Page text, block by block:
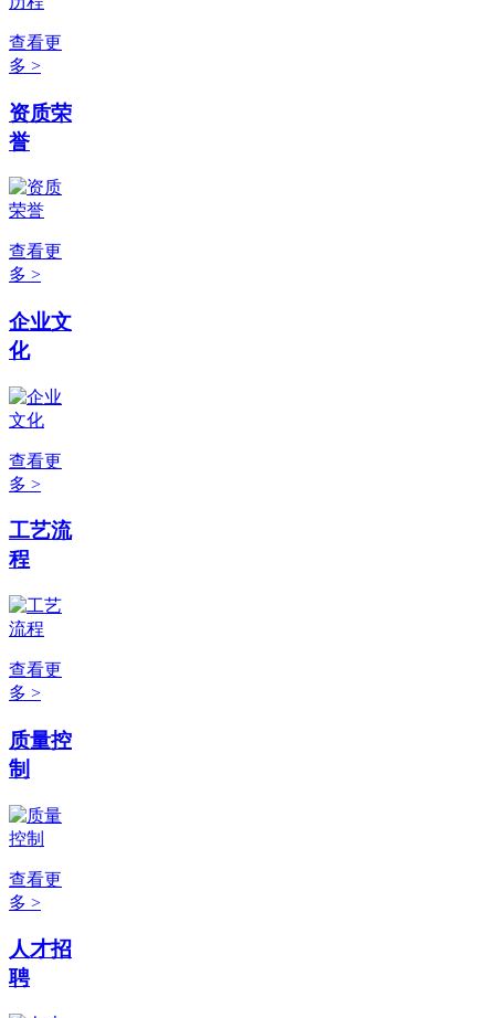
查看更
多 >
资质荣
誉
查看更
多 >
企业文
化
查看更
多 >
工艺流
程
查看更
多 >
质量控
制
查看更
多 >
人才招
聘